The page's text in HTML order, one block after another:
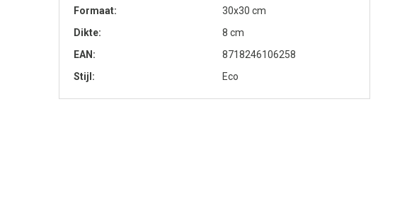
Formaat
30x30 cm
Dikte
8 cm
EAN
8718246106258
Stijl
Eco